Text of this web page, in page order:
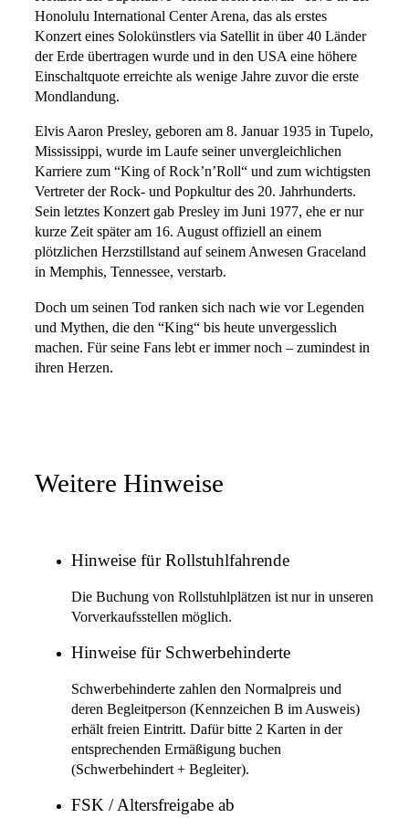
Honolulu International Center Arena, das als erstes
Konzert eines Solokünstlers via Satellit in über 40 Länder
der Erde übertragen wurde und in den USA eine höhere
Einschaltquote erreichte als wenige Jahre zuvor die erste
Mondlandung.
Elvis Aaron Presley, geboren am 8. Januar 1935 in Tupelo,
Mississippi, wurde im Laufe seiner unvergleichlichen
Karriere zum “King of Rock’n’Roll“ und zum wichtigsten
Vertreter der Rock- und Popkultur des 20. Jahrhunderts.
Sein letztes Konzert gab Presley im Juni 1977, ehe er nur
kurze Zeit später am 16. August offiziell an einem
plötzlichen Herzstillstand auf seinem Anwesen Graceland
in Memphis, Tennessee, verstarb.
Doch um seinen Tod ranken sich nach wie vor Legenden
und Mythen, die den “King“ bis heute unvergesslich
machen. Für seine Fans lebt er immer noch – zumindest in
ihren Herzen.
Weitere Hinweise
Hinweise für Rollstuhlfahrende
Die Buchung von Rollstuhlplätzen ist nur in unseren
Vorverkaufsstellen möglich.
Hinweise für Schwerbehinderte
Schwerbehinderte zahlen den Normalpreis und
deren Begleitperson (Kennzeichen B im Ausweis)
erhält freien Eintritt. Dafür bitte 2 Karten in der
entsprechenden Ermäßigung buchen
(Schwerbehindert + Begleiter).
FSK / Altersfreigabe ab